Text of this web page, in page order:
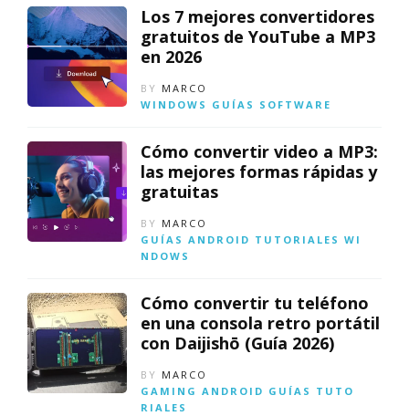
Los 7 mejores convertidores
gratuitos de YouTube a MP3
en 2026
BY MARCO
WINDOWS GUÍAS SOFTWARE
Cómo convertir video a MP3:
las mejores formas rápidas y
gratuitas
BY MARCO
GUÍAS ANDROID TUTORIALES WI
NDOWS
Cómo convertir tu teléfono
en una consola retro portátil
con Daijishō (Guía 2026)
BY MARCO
GAMING ANDROID GUÍAS TUTO
RIALES